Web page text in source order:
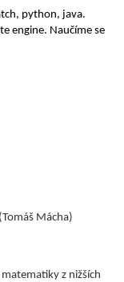
python, java.
engine. Naučíme se
(Tomáš Mácha)
z nižších